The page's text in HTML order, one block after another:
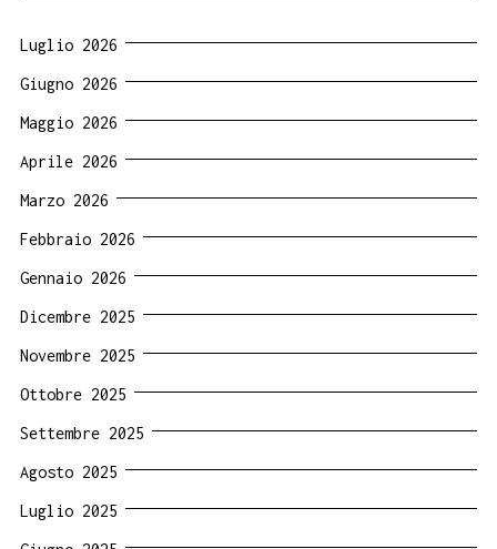
Luglio 2026
Giugno 2026
Maggio 2026
Aprile 2026
Marzo 2026
Febbraio 2026
Gennaio 2026
Dicembre 2025
Novembre 2025
Ottobre 2025
Settembre 2025
Agosto 2025
Luglio 2025